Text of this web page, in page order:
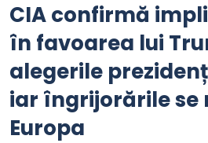
CIA confirmă
în favoarea lui
alegerile
iar îngrijorările se
Europa